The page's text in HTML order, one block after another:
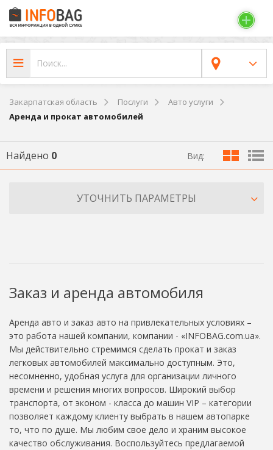
Закарпатская область Послуги
Авто услуги
Аренда и прокат автомобилей
Найдено 0 Вид:
УТОЧНИТЬ ПАРАМЕТРЫ
Заказ и аренда автомобиля
Аренда авто и заказ авто на привлекательных условиях –
это работа нашей компании, компании - «INFOBAG.com.ua».
Мы действительно стремимся сделать прокат и заказ
легковых автомобилей максимально доступным. Это,
несомненно, удобная услуга для организации личного
времени и решения многих вопросов. Широкий выбор
транспорта, от эконом - класса до машин VIP – категории
позволяет каждому клиенту выбрать в нашем автопарке
то, что по душе. Мы любим свое дело и храним высокое
качество обслуживания. Воспользуйтесь предлагаемой